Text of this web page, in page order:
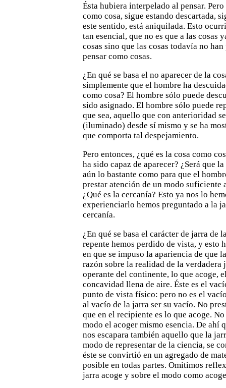
Ésta hubiera interpelado al pensar.
como cosa, sigue estando descartada,
este sentido, está aniquilada. Esto
tan esencial, que no es que a las cosas
cosas sino que las cosas todavía no
pensar como cosas.
¿En qué se basa el no aparecer de la
simplemente que el hombre ha
como cosa? El hombre sólo puede
sido asignado. El hombre sólo puede
que sea, aquello que con anterioridad
(iluminado) desde sí mismo y se ha
que comporta tal despejamiento.
Pero entonces, ¿qué es la cosa como
ha sido capaz de aparecer? ¿Será que
aún lo bastante como para que el
prestar atención de un modo suficiente
¿Qué es la cercanía? Esto ya nos lo
experienciarlo hemos preguntado a la
cercanía.
¿En qué se basa el carácter de jarra de
repente hemos perdido de vista, y esto
en que se impuso la apariencia de que
razón sobre la realidad de la verdadera
operante del continente, lo que acoge,
concavidad llena de aire. Éste es el
punto de vista físico: pero no es el
al vacío de la jarra ser su vacío. No
que en el recipiente es lo que acoge.
modo el acoger mismo esencia. De ahí
nos escapara también aquello que la
modo de representar de la ciencia, se
éste se convirtió en un agregado de
posible en todas partes. Omitimos
jarra acoge y sobre el modo como